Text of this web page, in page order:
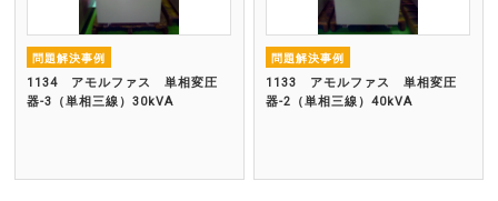
問題解決事例
1134 アモルファス 単相変圧
器-3（単相三線）30kVA
問題解決事例
1133 アモルファス 単相変圧
器-2（単相三線）40kVA